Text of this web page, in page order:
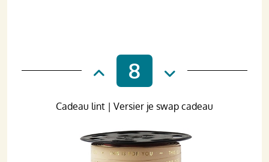
8
Cadeau lint | Versier je swap cadeau